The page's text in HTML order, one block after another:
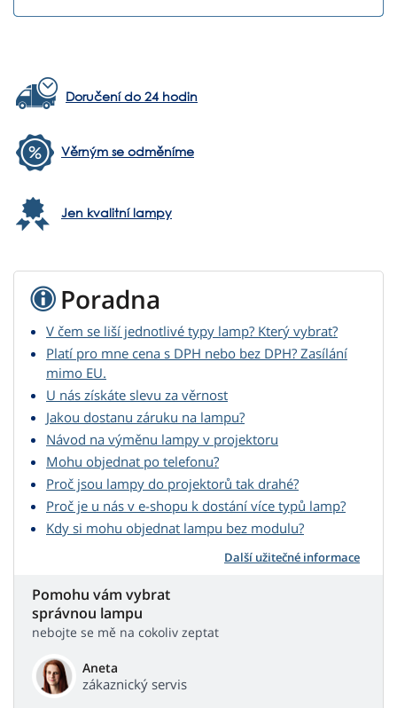
Doručení do 24 hodin
Věrným se odměníme
Jen kvalitní lampy
Poradna
V čem se liší jednotlivé typy lamp? Který vybrat?
Platí pro mne cena s DPH nebo bez DPH? Zasílání
mimo EU.
U nás získáte slevu za věrnost
Jakou dostanu záruku na lampu?
Návod na výměnu lampy v projektoru
Mohu objednat po telefonu?
Proč jsou lampy do projektorů tak drahé?
Proč je u nás v e-shopu k dostání více typů lamp?
Kdy si mohu objednat lampu bez modulu?
Další užitečné informace
Pomohu vám vybrat
správnou lampu
nebojte se mě na cokoliv zeptat
Aneta
zákaznický servis